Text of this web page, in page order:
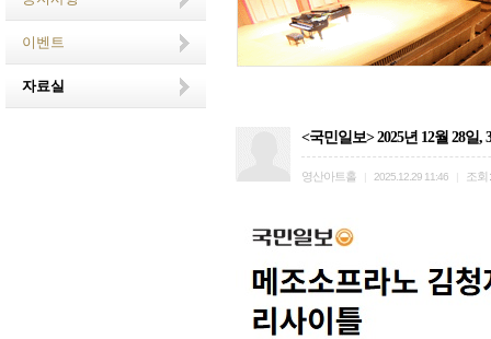
이벤트
자료실
<국민일보> 2025년 12월 28
영산아트홀 2025.12.29 11:46 조회